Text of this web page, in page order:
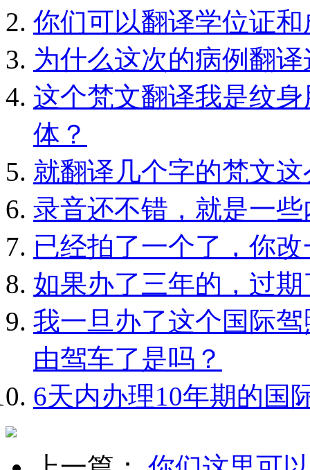
你们可以翻译学位证
为什么这次的病例翻
这个梵文翻译我是纹
体？
就翻译几个字的梵文
录音还不错，就是一
已经拍了一个了，你
如果办了三年的，过
我一旦办了这个国际
由驾车了是吗？
6天内办理10年期的国